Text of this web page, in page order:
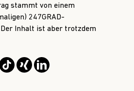
stammt von einem
247GRAD-
Inhalt ist aber trotzdem